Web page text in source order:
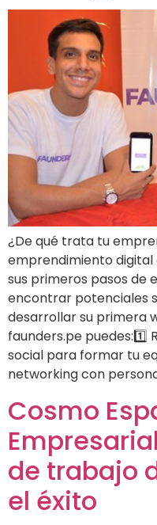
¿De qué trata tu
emprendimiento
sus primeros pasos de
encontrar potenciales
desarrollar su primera
faunders.pe puedes:1️⃣
social para formar tu
networking con
Cosmo
de trabajo
el éxito